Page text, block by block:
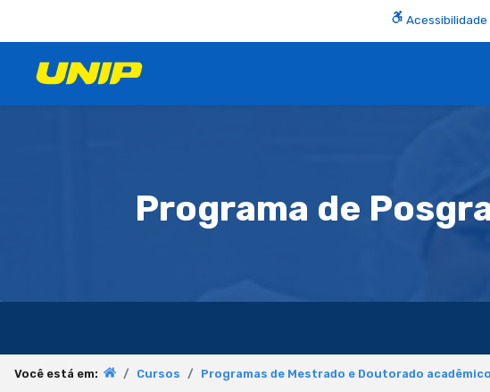
Acessibilidade
Programa de
Você está em: Cursos Programas de Mestrado e Doutorado